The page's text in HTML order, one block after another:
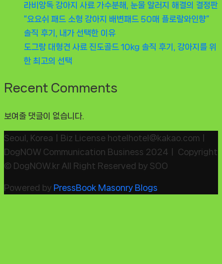
라비앙독 강아지 사료 가수분해, 눈물 알러지 해결의 결정판
“요요쉬 패드 소형 강아지 배변패드 50매 플로랄와인향”
솔직 후기, 내가 선택한 이유
도그랑 대형견 사료 진도골드 10kg 솔직 후기, 강아지를 위
한 최고의 선택
Recent Comments
보여줄 댓글이 없습니다.
Seoul, KoreaㅣBiz License hotelhotel@kakao.comㅣ
DogNOW Communication Business 2024ㅣ Copyright
© DogNOW.kr All Right Reserved by SOO
Powered by PressBook Masonry Blogs